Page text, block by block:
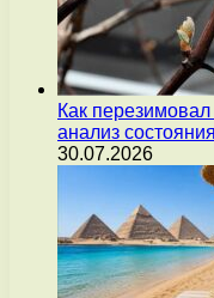
Как
анализ
30.07.2026